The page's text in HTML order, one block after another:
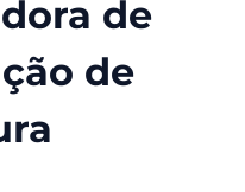
de
de